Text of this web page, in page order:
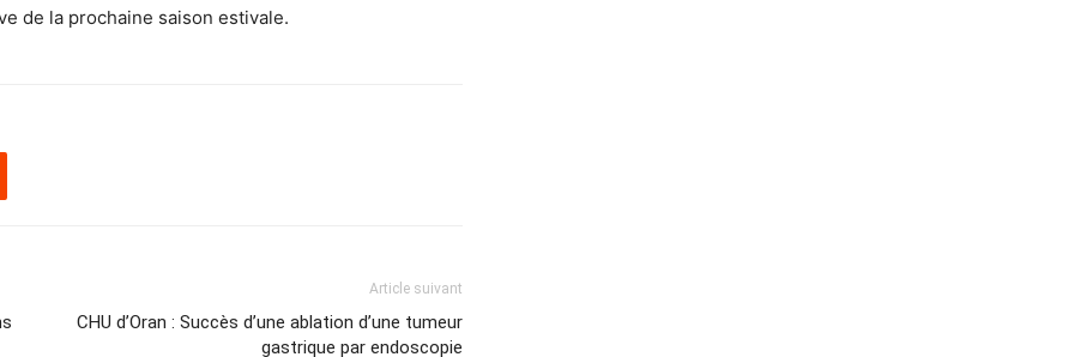
de la prochaine saison estivale.
Article suivant
CHU d’Oran : Succès d’une ablation d’une tumeur
gastrique par endoscopie